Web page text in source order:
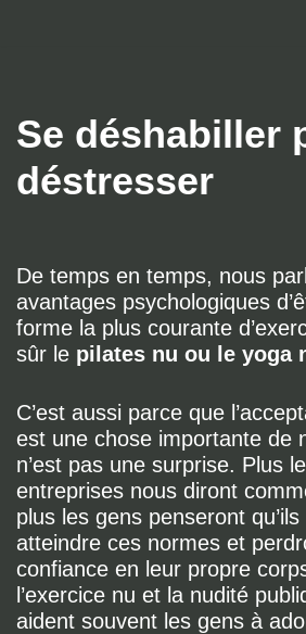
Se déshabiller
déstresser
De temps en temps, nous
avantages psychologiques
forme la plus courante
sûr le pilates nu ou le yoga
C’est aussi parce que
est une chose importante de
n’est pas une surprise. Plus
entreprises nous diront
plus les gens penseront
atteindre ces normes et
confiance en leur propre
l’exercice nu et la nudité
aident souvent les gens à